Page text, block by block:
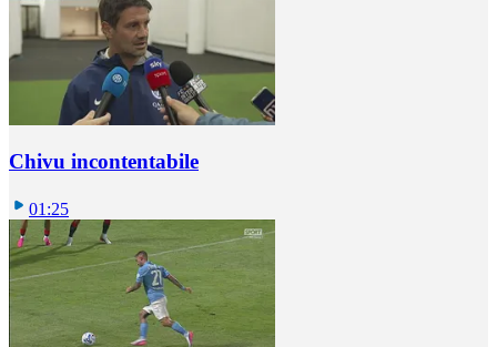
Chivu incontentabile
01:25